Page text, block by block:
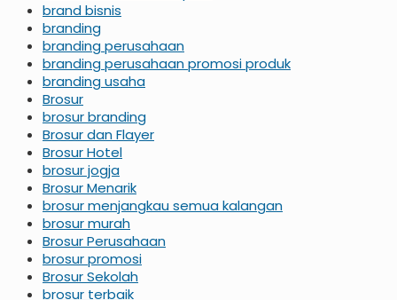
brand bisnis
branding
branding perusahaan
branding perusahaan promosi produk
branding usaha
Brosur
brosur branding
Brosur dan Flayer
Brosur Hotel
brosur jogja
Brosur Menarik
brosur menjangkau semua kalangan
brosur murah
Brosur Perusahaan
brosur promosi
Brosur Sekolah
brosur terbaik